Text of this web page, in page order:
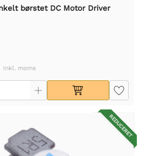
børstet DC Motor Driver
Inkl. moms
REDUCERET